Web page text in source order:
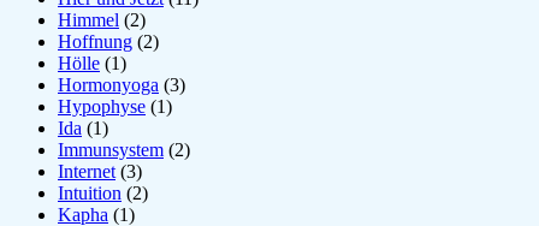
Himmel (2)
Hoffnung (2)
Hölle (1)
Hormonyoga (3)
Hypophyse (1)
Ida (1)
Immunsystem (2)
Internet (3)
Intuition (2)
Kapha (1)